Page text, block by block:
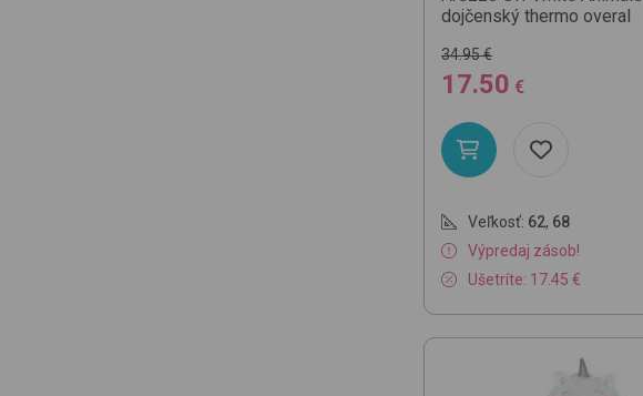
dojčenský thermo overal
34.95 €
17.50 €
Veľkosť: 62, 68
Výpredaj zásob!
Ušetríte: 17.45 €